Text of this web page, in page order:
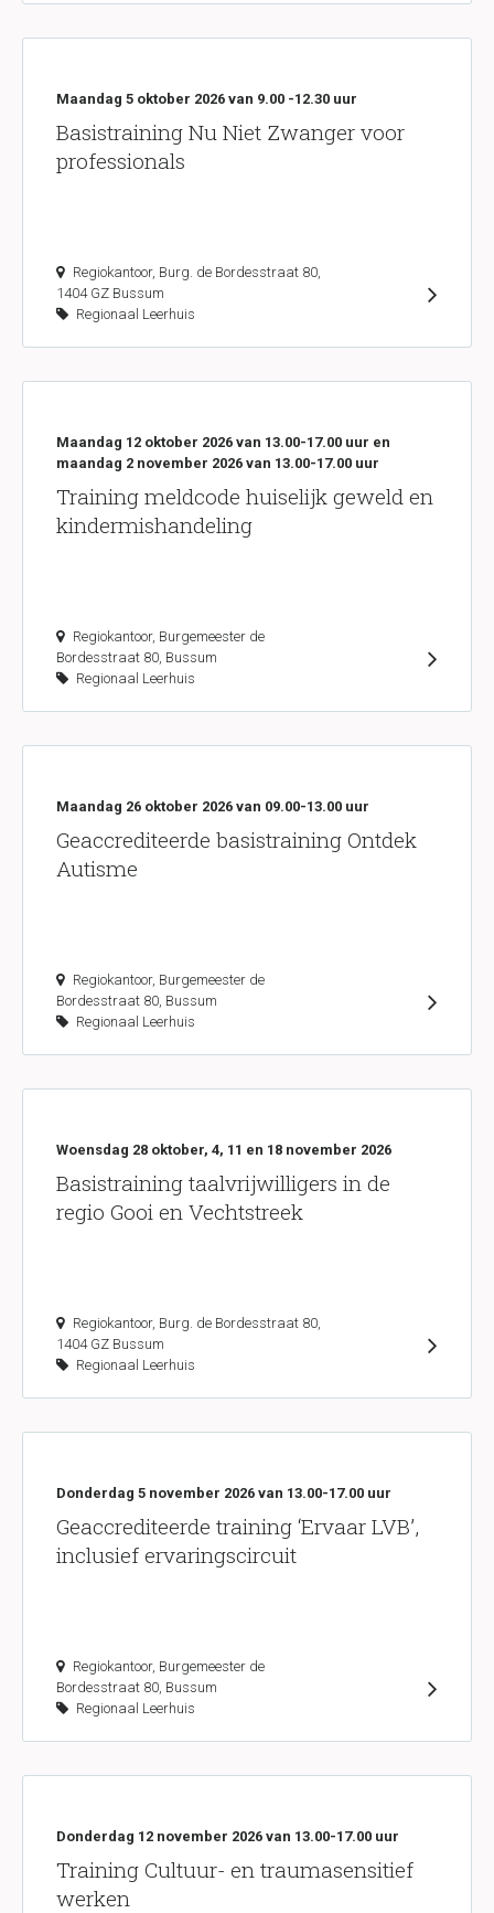
Basistraining Nu Niet Zwanger voor
professionals
Maandag 5 oktober 2026 van 9.00 -12.30 uur
Regiokantoor, Burg. de Bordesstraat 80,
1404 GZ Bussum
Regionaal Leerhuis
Training meldcode huiselijk geweld en
kindermishandeling
Maandag 12 oktober 2026 van 13.00-17.00 uur en
maandag 2 november 2026 van 13.00-17.00 uur
Regiokantoor, Burgemeester de
Bordesstraat 80, Bussum
Regionaal Leerhuis
Geaccrediteerde basistraining Ontdek
Autisme
Maandag 26 oktober 2026 van 09.00-13.00 uur
Regiokantoor, Burgemeester de
Bordesstraat 80, Bussum
Regionaal Leerhuis
Basistraining taalvrijwilligers in de
regio Gooi en Vechtstreek
Woensdag 28 oktober, 4, 11 en 18 november 2026
Regiokantoor, Burg. de Bordesstraat 80,
1404 GZ Bussum
Regionaal Leerhuis
Geaccrediteerde training ‘Ervaar LVB’,
inclusief ervaringscircuit
Donderdag 5 november 2026 van 13.00-17.00 uur
Regiokantoor, Burgemeester de
Bordesstraat 80, Bussum
Regionaal Leerhuis
Training Cultuur- en traumasensitief
werken
Donderdag 12 november 2026 van 13.00-17.00 uur